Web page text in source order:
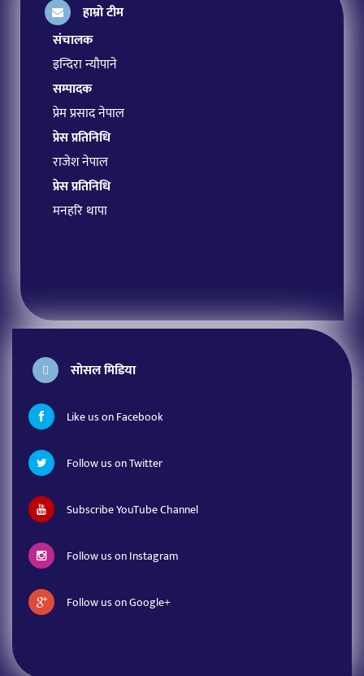
हाम्रो टीम
संचालक
इन्दिरा न्यौपाने
सम्पादक
प्रेम प्रसाद नेपाल
प्रेस प्रतिनिधि
राजेश नेपाल
प्रेस प्रतिनिधि
मनहरि थापा
सोसल मिडिया
Like us on Facebook
Follow us on Twitter
Subscribe YouTube Channel
Follow us on Instagram
Follow us on Google+